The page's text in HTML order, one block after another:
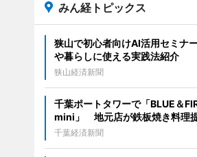
みん経トピックス
狭山で初心者向けAI活用セミナ
や暮らしに使える実践法紹介
狭山経済新聞
千葉ポートタワーで「BLUE＆
mini」 地元店が鉄板焼き料理
千葉経済新聞